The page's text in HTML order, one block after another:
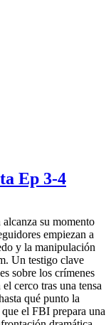
Ep 3-4
su momento
empiezan a
y la manipulación
Un testigo clave
sobre los crímenes
cerco tras una tensa
qué punto la
el FBI prepara una